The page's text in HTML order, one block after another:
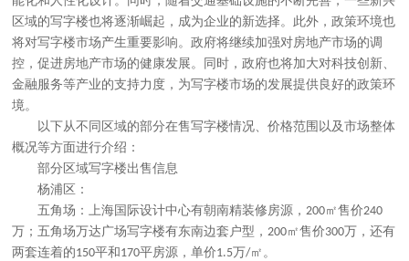
区域的写字楼也将逐渐崛起，成为企业的新选择。此外，政策环境也
将对写字楼市场产生重要影响。政府将继续加强对房地产市场的调
控，促进房地产市场的健康发展。同时，政府也将加大对科技创新、
金融服务等产业的支持力度，为写字楼市场的发展提供良好的政策环
境。
以下从不同区域的部分在售写字楼情况、价格范围以及市场整体
概况等方面进行介绍：
部分区域写字楼出售信息
杨浦区：
五角场：上海国际设计中心有朝南精装修房源， 200㎡售价240
万；五角场万达广场写字楼有东南边套户型， 200㎡售价300万，还有
两套连着的150平和 170平房源，单价1.5万/㎡。